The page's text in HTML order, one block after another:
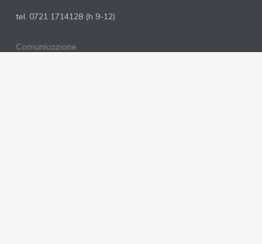
tel. 0721 1714128(h 9-12)
Comunicazione